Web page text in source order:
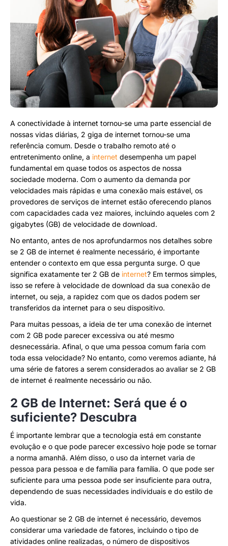
A conectividade à internet tornou-se uma parte essencial de
nossas vidas diárias, 2 giga de internet tornou-se uma
referência comum. Desde o trabalho remoto até o
entretenimento online, a internet desempenha um papel
fundamental em quase todos os aspectos de nossa
sociedade moderna. Com o aumento da demanda por
velocidades mais rápidas e uma conexão mais estável, os
provedores de serviços de internet estão oferecendo planos
com capacidades cada vez maiores, incluindo aqueles com 2
gigabytes (GB) de velocidade de download.
No entanto, antes de nos aprofundarmos nos detalhes sobre
se 2 GB de internet é realmente necessário, é importante
entender o contexto em que essa pergunta surge. O que
significa exatamente ter 2 GB de internet? Em termos simples,
isso se refere à velocidade de download da sua conexão de
internet, ou seja, a rapidez com que os dados podem ser
transferidos da internet para o seu dispositivo.
Para muitas pessoas, a ideia de ter uma conexão de internet
com 2 GB pode parecer excessiva ou até mesmo
desnecessária. Afinal, o que uma pessoa comum faria com
toda essa velocidade? No entanto, como veremos adiante, há
uma série de fatores a serem considerados ao avaliar se 2 GB
de internet é realmente necessário ou não.
2 GB de Internet: Será que é o
suficiente? Descubra
É importante lembrar que a tecnologia está em constante
evolução e o que pode parecer excessivo hoje pode se tornar
a norma amanhã. Além disso, o uso da internet varia de
pessoa para pessoa e de família para família. O que pode ser
suficiente para uma pessoa pode ser insuficiente para outra,
dependendo de suas necessidades individuais e do estilo de
vida.
Ao questionar se 2 GB de internet é necessário, devemos
considerar uma variedade de fatores, incluindo o tipo de
atividades online realizadas, o número de dispositivos